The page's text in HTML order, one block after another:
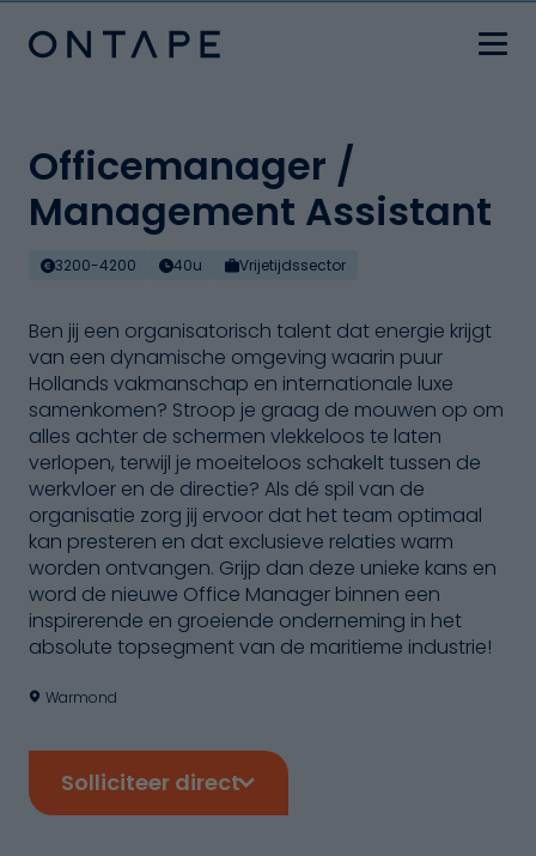
Officemanager /
Management Assistant
3200-4200 40u Vrijetijdssector
Ben jij een organisatorisch talent dat energie krijgt
van een dynamische omgeving waarin puur
Hollands vakmanschap en internationale luxe
samenkomen? Stroop je graag de mouwen op om
alles achter de schermen vlekkeloos te laten
verlopen, terwijl je moeiteloos schakelt tussen de
werkvloer en de directie? Als dé spil van de
organisatie zorg jij ervoor dat het team optimaal
kan presteren en dat exclusieve relaties warm
worden ontvangen. Grijp dan deze unieke kans en
word de nieuwe Office Manager binnen een
inspirerende en groeiende onderneming in het
absolute topsegment van de maritieme industrie!
Warmond
Solliciteer direct